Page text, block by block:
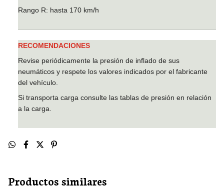
Rango R: hasta 170 km/h
RECOMENDACIONES
Revise periódicamente la presión de inflado de sus
neumáticos y respete los valores indicados por el fabricante
del vehículo.
Si transporta carga consulte las tablas de presión en relación
a la carga.
Productos similares